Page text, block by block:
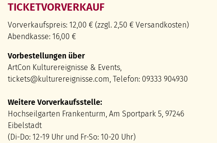
TICKETVORVERKAUF
Vorverkaufspreis: 12,00 € (zzgl. 2,50 € Versandkosten)
Abendkasse: 16,00 €
Vorbestellungen über
ArtCon Kulturereignisse & Events,
tickets@kulturereignisse.com, Telefon: 09333 904930
Weitere Vorverkaufsstelle:
Hochseilgarten Frankenturm, Am Sportpark 5, 97246
Eibelstadt
(Di-Do: 12-19 Uhr und Fr-So: 10-20 Uhr)